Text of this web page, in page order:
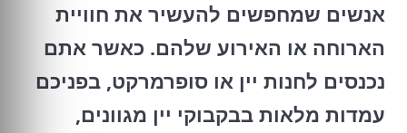
אנשים שמחפשים להעשיר את חוויית
הארוחה או האירוע שלהם. כאשר אתם
נכנסים לחנות יין או סופרמרקט, בפניכם
עמדות מלאות בבקבוקי יין מגוונים,